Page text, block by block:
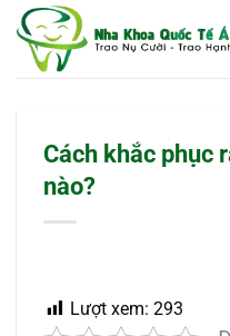
qua
Cách khắc phục
nào?
Lượt xem: 293